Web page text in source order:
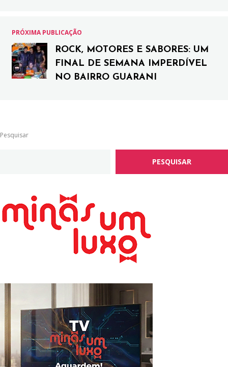
PRÓXIMA PUBLICAÇÃO
ROCK, MOTORES E SABORES: UM
FINAL DE SEMANA IMPERDÍVEL
NO BAIRRO GUARANI
Pesquisar
PESQUISAR